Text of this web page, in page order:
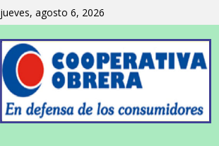
jueves, agosto 6, 2026